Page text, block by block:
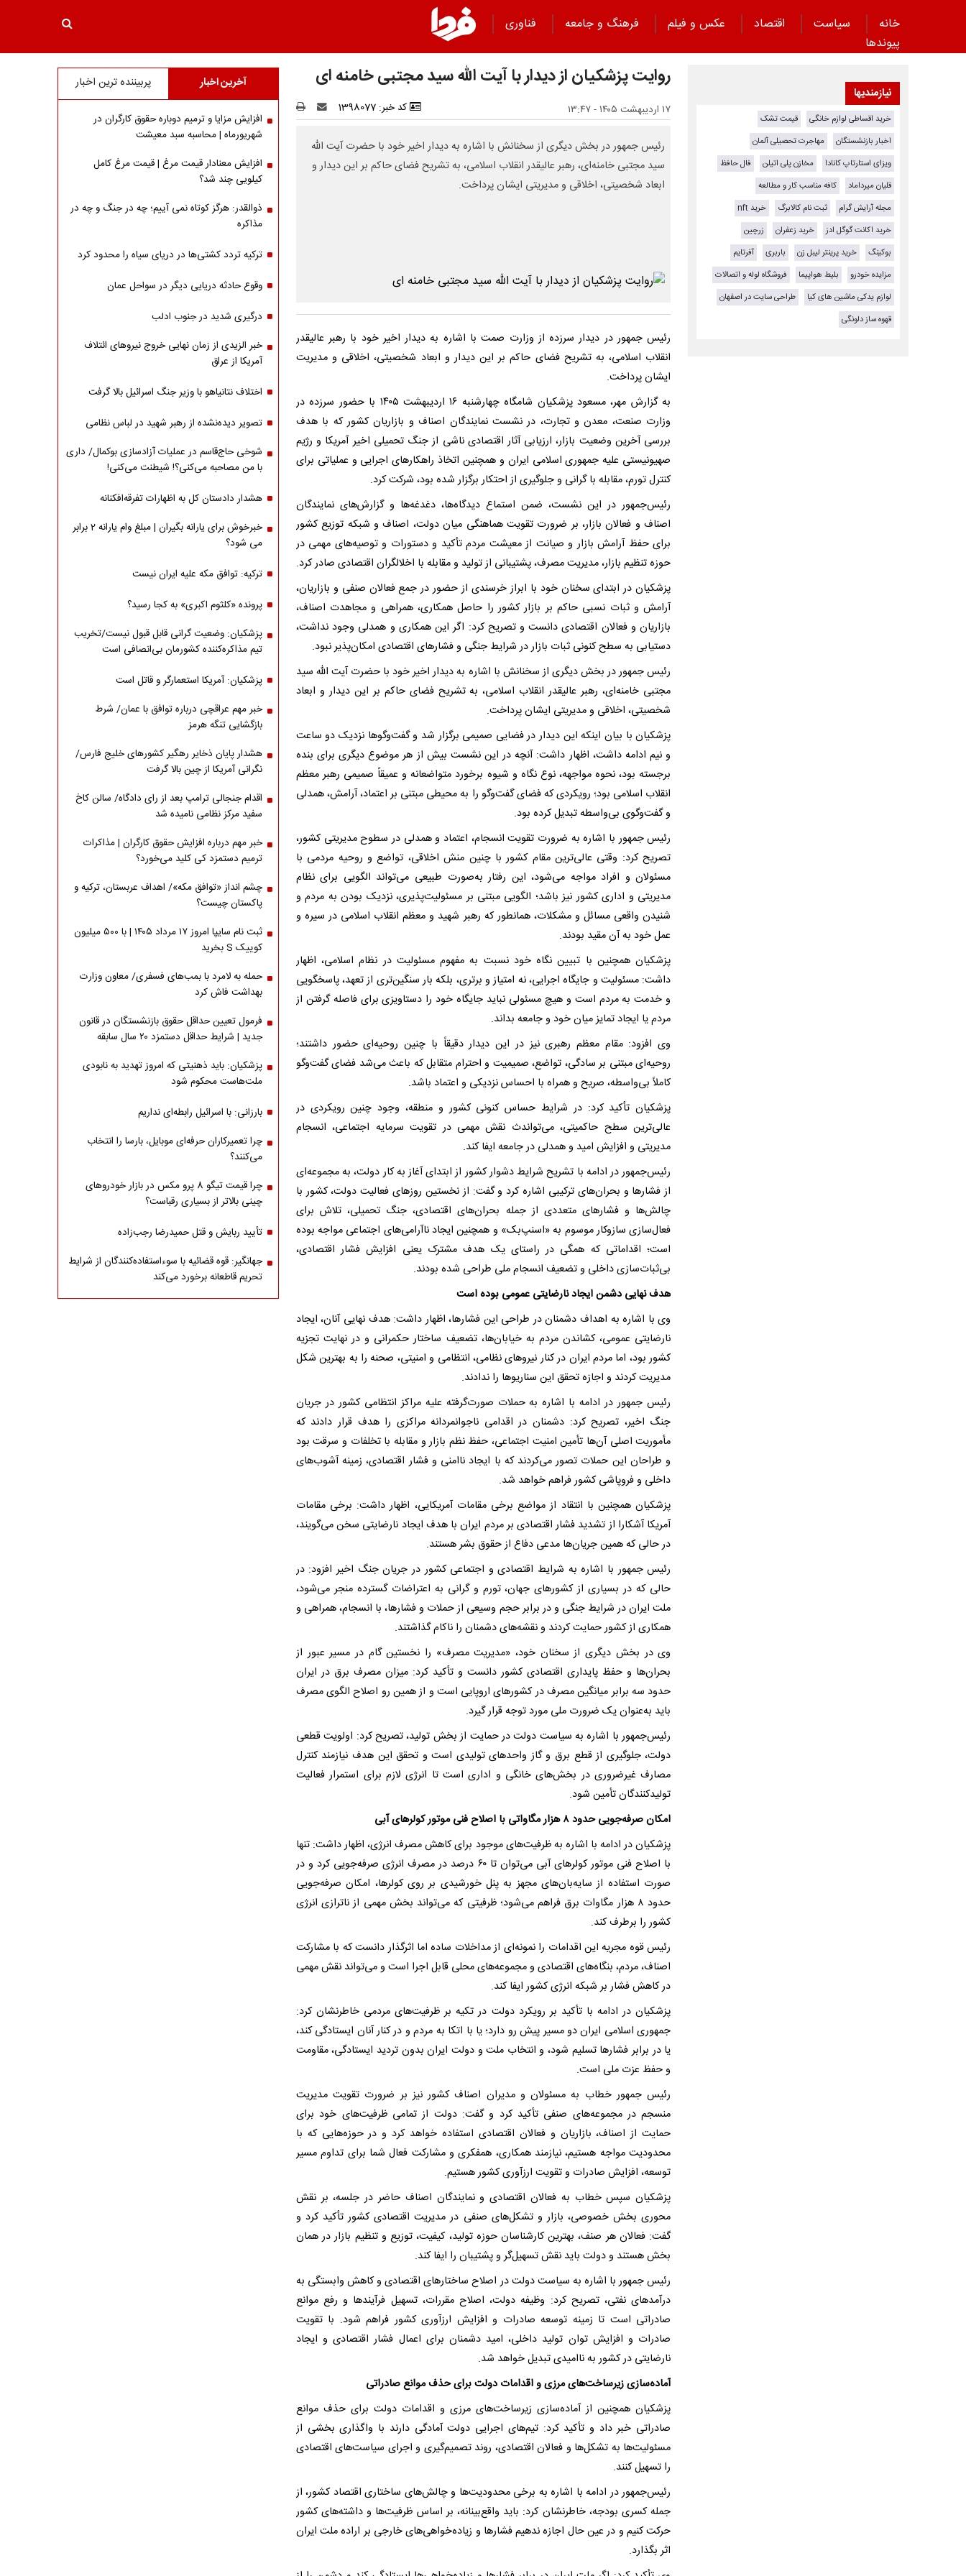
خانه سیاست اقتصاد عکس و فیلم فرهنگ و جامعه
فناوری
پیوند‌ها
روایت پزشکیان از دیدار با آیت الله سید مجتبی خامنه ای
۱۷ اردیبهشت ۱۴۰۵ - ۱۳:۴۷ کد خبر: 1398077
رئیس جمهور در بخش دیگری از سخنانش با اشاره به دیدار اخیر خود با حضرت آیت الله
سید مجتبی خامنه‌ای، رهبر عالیقدر انقلاب اسلامی، به تشریح فضای حاکم بر این دیدار و
ابعاد شخصیتی، اخلاقی و مدیریتی ایشان پرداخت.
رئیس جمهور در دیدار سرزده از وزارت صمت با اشاره به دیدار اخیر خود با رهبر عالیقدر
انقلاب اسلامی، به تشریح فضای حاکم بر این دیدار و ابعاد شخصیتی، اخلاقی و مدیریت
ایشان پرداخت.
به گزارش مهر، مسعود پزشکیان شامگاه چهارشنبه ۱۶ اردیبهشت ۱۴۰۵ با حضور سرزده در
وزارت صنعت، معدن و تجارت، در نشست نمایندگان اصناف و بازاریان کشور که با هدف
بررسی آخرین وضعیت بازار، ارزیابی آثار اقتصادی ناشی از جنگ تحمیلی اخیر آمریکا و رژیم
صهیونیستی علیه جمهوری اسلامی ایران و همچنین اتخاذ راهکارهای اجرایی و عملیاتی برای
کنترل تورم، مقابله با گرانی و جلوگیری از احتکار برگزار شده بود، شرکت کرد.
رئیس‌جمهور در این نشست، ضمن استماع دیدگاه‌ها، دغدغه‌ها و گزارش‌های نمایندگان
اصناف و فعالان بازار، بر ضرورت تقویت هماهنگی میان دولت، اصناف و شبکه توزیع کشور
برای حفظ آرامش بازار و صیانت از معیشت مردم تأکید و دستورات و توصیه‌های مهمی در
حوزه تنظیم بازار، مدیریت مصرف، پشتیبانی از تولید و مقابله با اخلالگران اقتصادی صادر کرد.
پزشکیان در ابتدای سخنان خود با ابراز خرسندی از حضور در جمع فعالان صنفی و بازاریان،
آرامش و ثبات نسبی حاکم بر بازار کشور را حاصل همکاری، همراهی و مجاهدت اصناف،
بازاریان و فعالان اقتصادی دانست و تصریح کرد: اگر این همکاری و همدلی وجود نداشت،
دستیابی به سطح کنونی ثبات بازار در شرایط جنگی و فشارهای اقتصادی امکان‌پذیر نبود.
رئیس جمهور در بخش دیگری از سخنانش با اشاره به دیدار اخیر خود با حضرت آیت الله سید
مجتبی خامنه‌ای، رهبر عالیقدر انقلاب اسلامی، به تشریح فضای حاکم بر این دیدار و ابعاد
شخصیتی، اخلاقی و مدیریتی ایشان پرداخت.
پزشکیان با بیان اینکه این دیدار در فضایی صمیمی برگزار شد و گفت‌وگوها نزدیک دو ساعت
و نیم ادامه داشت، اظهار داشت: آنچه در این نشست بیش از هر موضوع دیگری برای بنده
برجسته بود، نحوه مواجهه، نوع نگاه و شیوه برخورد متواضعانه و عمیقاً صمیمی رهبر معظم
انقلاب اسلامی بود؛ رویکردی که فضای گفت‌وگو را به محیطی مبتنی بر اعتماد، آرامش، همدلی
و گفت‌وگوی بی‌واسطه تبدیل کرده بود.
رئیس جمهور با اشاره به ضرورت تقویت انسجام، اعتماد و همدلی در سطوح مدیریتی کشور،
تصریح کرد: وقتی عالی‌ترین مقام کشور با چنین منش اخلاقی، تواضع و روحیه مردمی با
مسئولان و افراد مواجه می‌شود، این رفتار به‌صورت طبیعی می‌تواند الگویی برای نظام
مدیریتی و اداری کشور نیز باشد؛ الگویی مبتنی بر مسئولیت‌پذیری، نزدیک بودن به مردم و
شنیدن واقعی مسائل و مشکلات، همانطور که رهبر شهید و معظم انقلاب اسلامی در سیره و
عمل خود به آن مقید بودند.
پزشکیان همچنین با تبیین نگاه خود نسبت به مفهوم مسئولیت در نظام اسلامی، اظهار
داشت: مسئولیت و جایگاه اجرایی، نه امتیاز و برتری، بلکه بار سنگین‌تری از تعهد، پاسخگویی
و خدمت به مردم است و هیچ مسئولی نباید جایگاه خود را دستاویزی برای فاصله گرفتن از
مردم یا ایجاد تمایز میان خود و جامعه بداند.
وی افزود: مقام معظم رهبری نیز در این دیدار دقیقاً با چنین روحیه‌ای حضور داشتند؛
روحیه‌ای مبتنی بر سادگی، تواضع، صمیمیت و احترام متقابل که باعث می‌شد فضای گفت‌وگو
کاملاً بی‌واسطه، صریح و همراه با احساس نزدیکی و اعتماد باشد.
پزشکیان تأکید کرد: در شرایط حساس کنونی کشور و منطقه، وجود چنین رویکردی در
عالی‌ترین سطح حاکمیتی، می‌تواندث نقش مهمی در تقویت سرمایه اجتماعی، انسجام
مدیریتی و افزایش امید و همدلی در جامعه ایفا کند.
رئیس‌جمهور در ادامه با تشریح شرایط دشوار کشور از ابتدای آغاز به کار دولت، به مجموعه‌ای
از فشارها و بحران‌های ترکیبی اشاره کرد و گفت: از نخستین روزهای فعالیت دولت، کشور با
چالش‌ها و فشارهای متعددی از جمله بحران‌های اقتصادی، جنگ تحمیلی، تلاش برای
فعال‌سازی سازوکار موسوم به «اسنپ‌بک» و همچنین ایجاد ناآرامی‌های اجتماعی مواجه بوده
است؛ اقداماتی که همگی در راستای یک هدف مشترک یعنی افزایش فشار اقتصادی،
بی‌ثبات‌سازی داخلی و تضعیف انسجام ملی طراحی شده بودند.
هدف نهایی دشمن ایجاد نارضایتی عمومی بوده است
وی با اشاره به اهداف دشمنان در طراحی این فشارها، اظهار داشت: هدف نهایی آنان، ایجاد
نارضایتی عمومی، کشاندن مردم به خیابان‌ها، تضعیف ساختار حکمرانی و در نهایت تجزیه
کشور بود، اما مردم ایران در کنار نیروهای نظامی، انتظامی و امنیتی، صحنه را به بهترین شکل
مدیریت کردند و اجازه تحقق این سناریوها را ندادند.
رئیس جمهور در ادامه با اشاره به حملات صورت‌گرفته علیه مراکز انتظامی کشور در جریان
جنگ اخیر، تصریح کرد: دشمنان در اقدامی ناجوانمردانه مراکزی را هدف قرار دادند که
مأموریت اصلی آن‌ها تأمین امنیت اجتماعی، حفظ نظم بازار و مقابله با تخلفات و سرقت بود
و طراحان این حملات تصور می‌کردند که با ایجاد ناامنی و فشار اقتصادی، زمینه آشوب‌های
داخلی و فروپاشی کشور فراهم خواهد شد.
پزشکیان همچنین با انتقاد از مواضع برخی مقامات آمریکایی، اظهار داشت: برخی مقامات
آمریکا آشکارا از تشدید فشار اقتصادی بر مردم ایران با هدف ایجاد نارضایتی سخن می‌گویند،
در حالی که همین جریان‌ها مدعی دفاع از حقوق بشر هستند.
رئیس جمهور با اشاره به شرایط اقتصادی و اجتماعی کشور در جریان جنگ اخیر افزود: در
حالی که در بسیاری از کشورهای جهان، تورم و گرانی به اعتراضات گسترده منجر می‌شود،
ملت ایران در شرایط جنگی و در برابر حجم وسیعی از حملات و فشارها، با انسجام، همراهی و
همکاری از کشور حمایت کردند و نقشه‌های دشمنان را ناکام گذاشتند.
وی در بخش دیگری از سخنان خود، «مدیریت مصرف» را نخستین گام در مسیر عبور از
بحران‌ها و حفظ پایداری اقتصادی کشور دانست و تأکید کرد: میزان مصرف برق در ایران
حدود سه برابر میانگین مصرف در کشورهای اروپایی است و از همین رو اصلاح الگوی مصرف
باید به‌عنوان یک ضرورت ملی مورد توجه قرار گیرد.
رئیس‌جمهور با اشاره به سیاست دولت در حمایت از بخش تولید، تصریح کرد: اولویت قطعی
دولت، جلوگیری از قطع برق و گاز واحدهای تولیدی است و تحقق این هدف نیازمند کنترل
مصارف غیرضروری در بخش‌های خانگی و اداری است تا انرژی لازم برای استمرار فعالیت
تولیدکنندگان تأمین شود.
امکان صرفه‌جویی حدود ۸ هزار مگاواتی با اصلاح فنی موتور کولرهای آبی
پزشکیان در ادامه با اشاره به ظرفیت‌های موجود برای کاهش مصرف انرژی، اظهار داشت: تنها
با اصلاح فنی موتور کولرهای آبی می‌توان تا ۶۰ درصد در مصرف انرژی صرفه‌جویی کرد و در
صورت استفاده از سایه‌بان‌های مجهز به پنل خورشیدی بر روی کولرها، امکان صرفه‌جویی
حدود ۸ هزار مگاوات برق فراهم می‌شود؛ ظرفیتی که می‌تواند بخش مهمی از ناترازی انرژی
کشور را برطرف کند.
رئیس قوه مجریه این اقدامات را نمونه‌ای از مداخلات ساده اما اثرگذار دانست که با مشارکت
اصناف، مردم، بنگاه‌های اقتصادی و مجموعه‌های محلی قابل اجرا است و می‌تواند نقش مهمی
در کاهش فشار بر شبکه انرژی کشور ایفا کند.
پزشکیان در ادامه با تأکید بر رویکرد دولت در تکیه بر ظرفیت‌های مردمی خاطرنشان کرد:
جمهوری اسلامی ایران دو مسیر پیش رو دارد؛ یا با اتکا به مردم و در کنار آنان ایستادگی کند،
یا در برابر فشارها تسلیم شود، و انتخاب ملت و دولت ایران بدون تردید ایستادگی، مقاومت
و حفظ عزت ملی است.
رئیس جمهور خطاب به مسئولان و مدیران اصناف کشور نیز بر ضرورت تقویت مدیریت
منسجم در مجموعه‌های صنفی تأکید کرد و گفت: دولت از تمامی ظرفیت‌های خود برای
حمایت از اصناف، بازاریان و فعالان اقتصادی استفاده خواهد کرد و در حوزه‌هایی که با
محدودیت مواجه هستیم، نیازمند همکاری، همفکری و مشارکت فعال شما برای تداوم مسیر
توسعه، افزایش صادرات و تقویت ارزآوری کشور هستیم.
پزشکیان سپس خطاب به فعالان اقتصادی و نمایندگان اصناف حاضر در جلسه، بر نقش
محوری بخش خصوصی، بازار و تشکل‌های صنفی در مدیریت اقتصادی کشور تأکید کرد و
گفت: فعالان هر صنف، بهترین کارشناسان حوزه تولید، کیفیت، توزیع و تنظیم بازار در همان
بخش هستند و دولت باید نقش تسهیل‌گر و پشتیبان را ایفا کند.
رئیس جمهور با اشاره به سیاست دولت در اصلاح ساختارهای اقتصادی و کاهش وابستگی به
درآمدهای نفتی، تصریح کرد: وظیفه دولت، اصلاح مقررات، تسهیل فرآیندها و رفع موانع
صادراتی است تا زمینه توسعه صادرات و افزایش ارزآوری کشور فراهم شود. با تقویت
صادرات و افزایش توان تولید داخلی، امید دشمنان برای اعمال فشار اقتصادی و ایجاد
نارضایتی در کشور به ناامیدی تبدیل خواهد شد.
آماده‌سازی زیرساخت‌های مرزی و اقدامات دولت برای حذف موانع صادراتی
پزشکیان همچنین از آماده‌سازی زیرساخت‌های مرزی و اقدامات دولت برای حذف موانع
صادراتی خبر داد و تأکید کرد: تیم‌های اجرایی دولت آمادگی دارند با واگذاری بخشی از
مسئولیت‌ها به تشکل‌ها و فعالان اقتصادی، روند تصمیم‌گیری و اجرای سیاست‌های اقتصادی
را تسهیل کنند.
رئیس‌جمهور در ادامه با اشاره به برخی محدودیت‌ها و چالش‌های ساختاری اقتصاد کشور، از
جمله کسری بودجه، خاطرنشان کرد: باید واقع‌بینانه، بر اساس ظرفیت‌ها و داشته‌های کشور
حرکت کنیم و در عین حال اجازه ندهیم فشارها و زیاده‌خواهی‌های خارجی بر اراده ملت ایران
اثر بگذارد.
نیازمندیها
خرید اقساطی لوازم خانگی
قیمت تشک
اخبار بازنشستگان
مهاجرت تحصیلی آلمان
ویزای استارتاپ کانادا
مخازن پلی اتیلن
فال حافظ
قلیان میرداماد
کافه مناسب کار و مطالعه
مجله آرایش گرام
ثبت نام کالابرگ
خرید nft
خرید اکانت گوگل ادز
خرید زعفران
زرچین
بوکینگ
خرید پرینتر لیبل زن باربری
آفرتایم
مزایده خودرو
بلیط هواپیما
فروشگاه لوله و اتصالات
لوازم یدکی ماشین های کیا
طراحی سایت در اصفهان
قهوه ساز دلونگی
آخرین اخبار پربیننده ترین اخبار
افزایش مزایا و ترمیم دوباره حقوق کارگران در
شهریورماه | محاسبه سبد معیشت
افزایش معنادار قیمت مرغ | قیمت مرغ کامل
کیلویی چند شد؟
ذوالقدر: هرگز کوتاه نمی آییم؛ چه در جنگ و چه در
مذاکره
ترکیه تردد کشتی‌ها در دریای سیاه را محدود کرد
وقوع حادثه دریایی دیگر در سواحل عمان
درگیری شدید در جنوب ادلب
خبر الزیدی از زمان نهایی خروج نیروهای ائتلاف
آمریکا از عراق
اختلاف نتانیاهو با وزیر جنگ اسرائیل بالا گرفت
تصویر دیده‌نشده از رهبر شهید در لباس نظامی
شوخی حاج‌قاسم در عملیات آزادسازی بوکمال/ داری
با من مصاحبه‌ می‌کنی؟! شیطنت می‌کنی!
هشدار دادستان کل به اظهارات تفرقه‌افکنانه
خبرخوش برای یارانه بگیران | مبلغ وام یارانه 2 برابر
می شود؟
ترکیه: توافق مکه علیه ایران نیست
پرونده «کلثوم اکبری» به کجا رسید؟
پزشکیان: وضعیت گرانی قابل قبول نیست/تخریب
تیم مذاکره‌کننده کشورمان بی‌انصافی است
پزشکیان: آمریکا استعمارگر و قاتل است
خبر مهم عراقچی درباره توافق با عمان/ شرط
بازگشایی تنگه هرمز
هشدار پایان ذخایر رهگیر کشورهای خلیج فارس/
نگرانی آمریکا از چین بالا گرفت
اقدام جنجالی ترامپ بعد از رای دادگاه/ سالن کاخ
سفید مرکز نظامی نامیده شد
خبر مهم درباره افزایش حقوق کارگران | مذاکرات
ترمیم دستمزد کی کلید می‌خورد؟
چشم انداز «توافق مکه»/ اهداف عربستان، ترکیه و
پاکستان چیست؟
ثبت نام سایپا امروز ۱۷ مرداد ۱۴۰۵ | با ۵۰۰ میلیون
کوییک S بخرید
حمله به لامرد با بمب‌های فسفری/ معاون وزارت
بهداشت فاش کرد
فرمول تعیین حداقل حقوق بازنشستگان در قانون
جدید | شرایط حداقل دستمزد ۲۰ سال سابقه
پزشکیان: باید ذهنیتی که امروز تهدید به نابودی
ملت‌هاست محکوم شود
بارزانی: با اسرائیل رابطه‌ای نداریم
چرا تعمیرکاران حرفه‌ای موبایل، بارسا را انتخاب
می‌کنند؟
چرا قیمت تیگو 8 پرو مکس در بازار خودروهای
چینی بالاتر از بسیاری رقباست؟
تأیید ربایش و قتل حمیدرضا رجب‌زاده
جهانگیر: قوه قضائیه با سوءاستفاده‌کنندگان از شرایط
تحریم قاطعانه برخورد می‌کند